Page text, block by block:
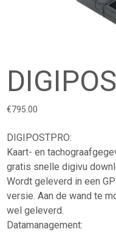
€795.00
DIGIPOSTPRO:
Kaart- en
gratis snelle digivu
Wordt geleverd in een
versie. Aan de wand te
wel geleverd.
Datamanagement: